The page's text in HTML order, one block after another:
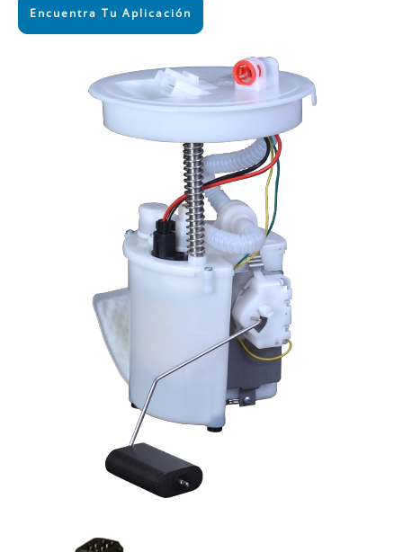
Encuentra Tu Aplicación